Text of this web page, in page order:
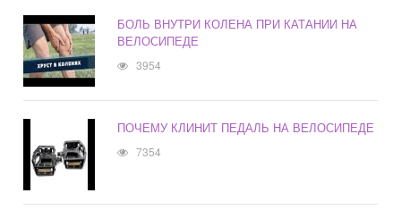
БОЛЬ ВНУТРИ КОЛЕНА ПРИ КАТАНИИ НА
ВЕЛОСИПЕДЕ
3954
ПОЧЕМУ КЛИНИТ ПЕДАЛЬ НА ВЕЛОСИПЕДЕ
7354